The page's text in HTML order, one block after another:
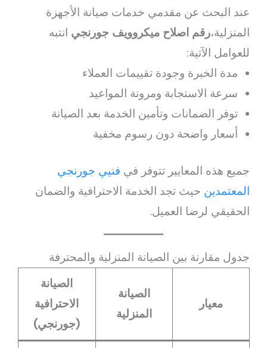
عند البحث عن مقدمي خدمات صيانة الأجهزة
المنزلية،رقم اصلاح ميكروويف جورنجي انتبه
للعوامل الآتية:
مدة الخبرة وجودة تقييمات العملاء
سرعة الاستجابة ومرونة المواعيد
توفر الضمانات وتأمين الخدمة بعد الصيانة
أسعار واضحة دون رسوم مخفية
جميع هذه المعايير تتوفر في فنيي جورنجي
المعتمدين حيث تجد الخدمة الاحترافية والضمان
الحقيقي لرضا العميل.
جدول مقارنة بين الصيانة المنزلية والمحترفة
معيار
الصيانة
المنزلية
الصيانة
الاحترافية
(جورنجي)